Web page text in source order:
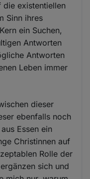
die existentiellen
Sinn ihres
ein Suchen,
Antworten
Antworten
Leben immer
dieser
ebenfalls noch
Essen ein
Christinnen auf
Rolle der
sich und